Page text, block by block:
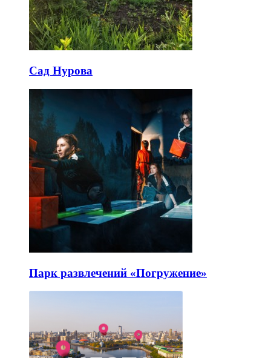
Сад Нурова
Парк развлечений «Погружение»